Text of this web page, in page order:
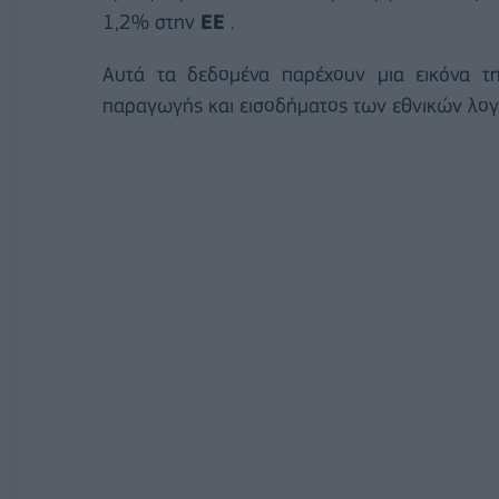
1,2% στην ΕΕ .
Αυτά τα δεδομένα παρέχουν μια εικόνα
παραγωγής και εισοδήματος των εθνικών